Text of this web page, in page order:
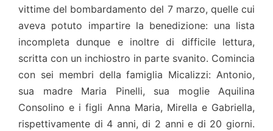
vittime del bombardamento del 7 marzo, quelle cui
aveva potuto impartire la benedizione: una lista
incompleta dunque e inoltre di difficile lettura,
scritta con un inchiostro in parte svanito. Comincia
con sei membri della famiglia Micalizzi: Antonio,
sua madre Maria Pinelli, sua moglie Aquilina
Consolino e i figli Anna Maria, Mirella e Gabriella,
rispettivamente di 4 anni, di 2 anni e di 20 giorni.